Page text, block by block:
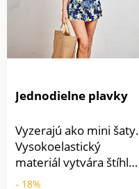
Jednodielne plavky
Vyzerajú ako mini šaty.
Vysokoelastický
materiál vytvára štíhlu
siluetu. Integrované
- 18%